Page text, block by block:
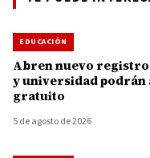
EDUCACIÓN
Abren nuevo registro
y universidad podrán
gratuito
5 de agosto de 2026